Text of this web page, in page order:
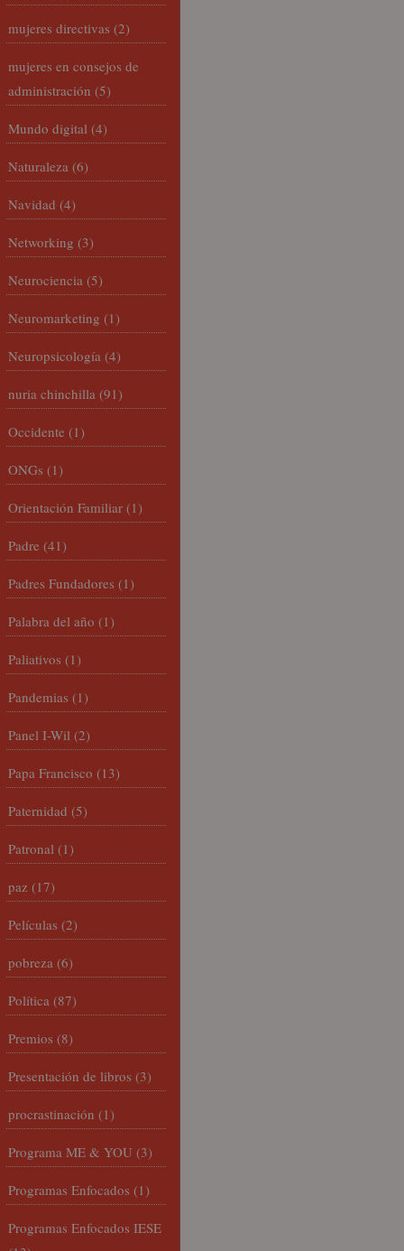
mujeres directivas (2)
mujeres en consejos de
administración (5)
Mundo digital (4)
Naturaleza (6)
Navidad (4)
Networking (3)
Neurociencia (5)
Neuromarketing (1)
Neuropsicología (4)
nuria chinchilla (91)
Occidente (1)
ONGs (1)
Orientación Familiar (1)
Padre (41)
Padres Fundadores (1)
Palabra del año (1)
Paliativos (1)
Pandemias (1)
Panel I-Wil (2)
Papa Francisco (13)
Paternidad (5)
Patronal (1)
paz (17)
Películas (2)
pobreza (6)
Política (87)
Premios (8)
Presentación de libros (3)
procrastinación (1)
Programa ME & YOU (3)
Programas Enfocados (1)
Programas Enfocados IESE